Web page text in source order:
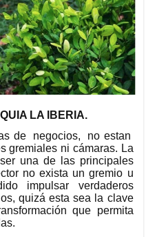
LA IBERIA.
de negocios, no estan
gremiales ni cámaras. La
una de las principales
no exista un gremio u
impulsar verdaderos
quizá esta sea la clave
que permita